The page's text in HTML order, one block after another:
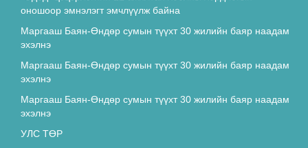
түдгэлзүүллээ
4641
ЗАЙЛШГҮЙ мэдэх ёстой зүйлс
4518
оношоор эмнэлэгт эмчлүүлж байна
Маргааш Баян-Өндөр сумын түүхт 30 жилийн баяр наадам
эхэлнэ
Маргааш Баян-Өндөр сумын түүхт 30 жилийн баяр наадам
эхэлнэ
Маргааш Баян-Өндөр сумын түүхт 30 жилийн баяр наадам
эхэлнэ
УЛС ТӨР